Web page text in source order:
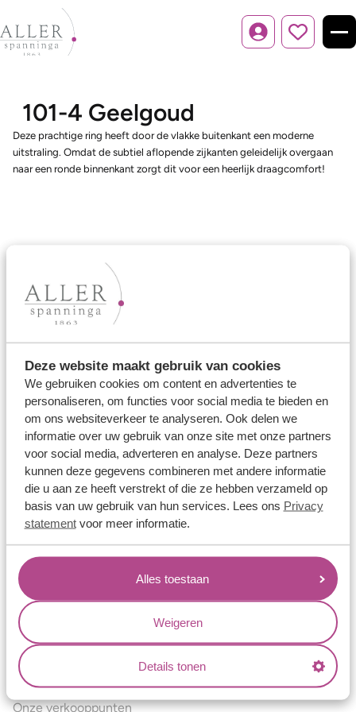
Deze website maakt gebruik van cookies
We gebruiken cookies om content en advertenties te
personaliseren, om functies voor social media te bieden en
om ons websiteverkeer te analyseren. Ook delen we
informatie over uw gebruik van onze site met onze partners
voor social media, adverteren en analyse. Deze partners
kunnen deze gegevens combineren met andere informatie
die u aan ze heeft verstrekt of die ze hebben verzameld op
basis van uw gebruik van hun services. Lees ons Privacy
statementvoor meer informatie.
Alles toestaan
Weigeren
Details tonen
Inloggen
101-4 Geelgoud
Deze prachtige ring heeft door de vlakke buitenkant een moderne
uitstraling. Omdat de subtiel aflopende zijkanten geleidelijk overgaan
naar een ronde binnenkant zorgt dit voor een heerlijk draagcomfort!
Ons aanbod
Trouwringen
Verlovingsringen
Vriendschapsringen
Over ons
Aller Spanninga
Historie
Certificaten
Blogs
Jouw voordelen
Conflictvrije Materialen
Oneindig veel mogelijkheden
Kwaliteit
Juweliers & Contact
Onze verkooppunten